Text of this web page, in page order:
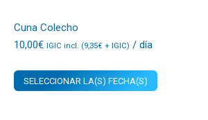
Cuna Colecho
10,00€ IGIC incl. (9,35€ + IGIC) / día
SELECCIONAR LA(S) FECHA(S)